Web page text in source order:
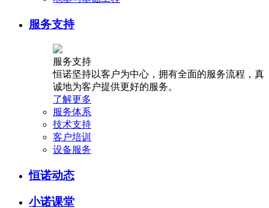
服务支持
服务支持
恒诺坚持以客户为中心，拥有全面的服务流程，真
诚地为客户提供更好的服务。
了解更多
服务体系
技术支持
客户培训
设备服务
恒诺动态
小诺课堂